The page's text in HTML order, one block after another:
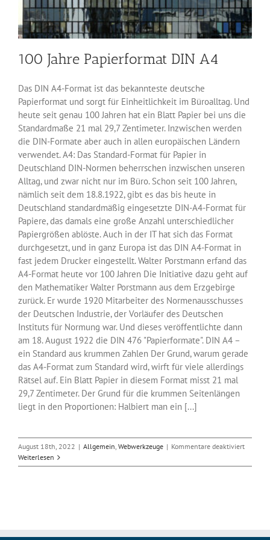
100 Jahre Papierformat DIN A4
Das DIN A4-Format ist das bekannteste deutsche
Papierformat und sorgt für Einheitlichkeit im Büroalltag. Und
heute seit genau 100 Jahren hat ein Blatt Papier bei uns die
Standardmaße 21 mal 29,7 Zentimeter. Inzwischen werden
die DIN-Formate aber auch in allen europäischen Ländern
verwendet. A4: Das Standard-Format für Papier in
Deutschland DIN-Normen beherrschen inzwischen unseren
Alltag, und zwar nicht nur im Büro. Schon seit 100 Jahren,
nämlich seit dem 18.8.1922, gibt es das bis heute in
Deutschland standardmäßig eingesetzte DIN-A4-Format für
Papiere, das damals eine große Anzahl unterschiedlicher
Papiergrößen ablöste. Auch in der IT hat sich das Format
durchgesetzt, und in ganz Europa ist das DIN A4-Format in
fast jedem Drucker eingestellt. Walter Porstmann erfand das
A4-Format heute vor 100 Jahren Die Initiative dazu geht auf
den Mathematiker Walter Porstmann aus dem Erzgebirge
zurück. Er wurde 1920 Mitarbeiter des Normenausschusses
der Deutschen Industrie, der Vorläufer des Deutschen
Instituts für Normung war. Und dieses veröffentlichte dann
am 18. August 1922 die DIN 476 "Papierformate". DIN A4 –
ein Standard aus krummen Zahlen Der Grund, warum gerade
das A4-Format zum Standard wird, wirft für viele allerdings
Rätsel auf. Ein Blatt Papier in diesem Format misst 21 mal
29,7 Zentimeter. Der Grund für die krummen Seitenlängen
liegt in den Proportionen: Halbiert man ein [...]
August 18th, 2022 | Allgemein, Webwerkzeuge | Kommentare deaktiviertfür
Jahre
Weiterlesen